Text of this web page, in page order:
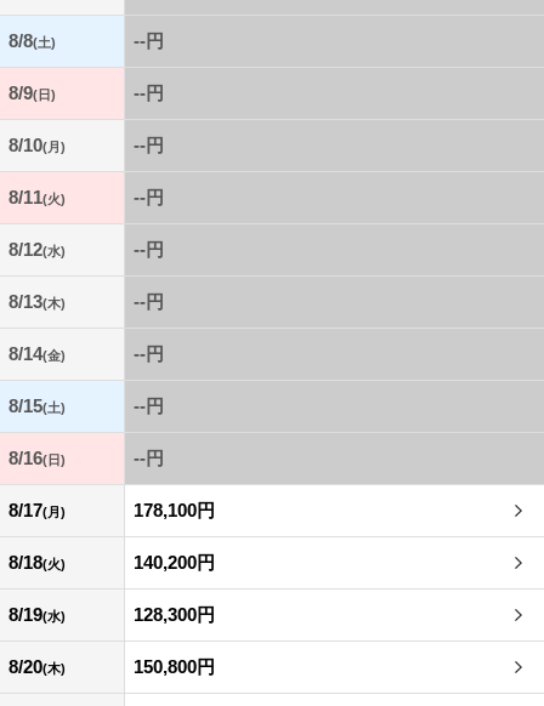
8/8(土) --円
8/9(日) --円
8/10(月) --円
8/11(火) --円
8/12(水) --円
8/13(木) --円
8/14(金) --円
8/15(土) --円
8/16(日) --円
8/17(月) 178,100円
8/18(火) 140,200円
8/19(水) 128,300円
8/20(木) 150,800円